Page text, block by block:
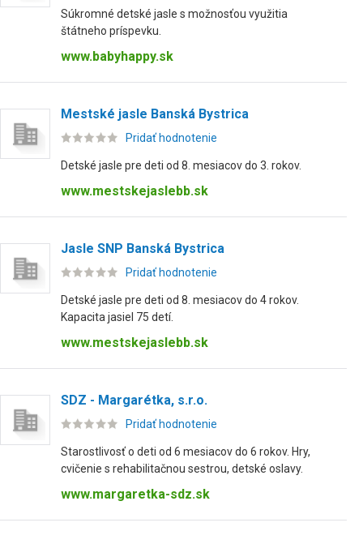
Súkromné detské jasle s možnosťou využitia
štátneho príspevku.
www.babyhappy.sk
Mestské jasle Banská Bystrica
Pridať hodnotenie
Detské jasle pre deti od 8. mesiacov do 3. rokov.
www.mestskejaslebb.sk
Jasle SNP Banská Bystrica
Pridať hodnotenie
Detské jasle pre deti od 8. mesiacov do 4 rokov.
Kapacita jasiel 75 detí.
www.mestskejaslebb.sk
SDZ - Margarétka, s.r.o.
Pridať hodnotenie
Starostlivosť o deti od 6 mesiacov do 6 rokov. Hry,
cvičenie s rehabilitačnou sestrou, detské oslavy.
www.margaretka-sdz.sk